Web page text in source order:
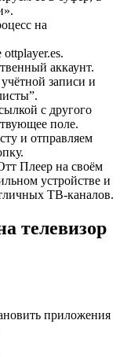
на
аккаунт.
записи и
с другого
поле.
и отправляем
Плеер на своём
устройстве и
ТВ-каналов.
телевизор
приложения